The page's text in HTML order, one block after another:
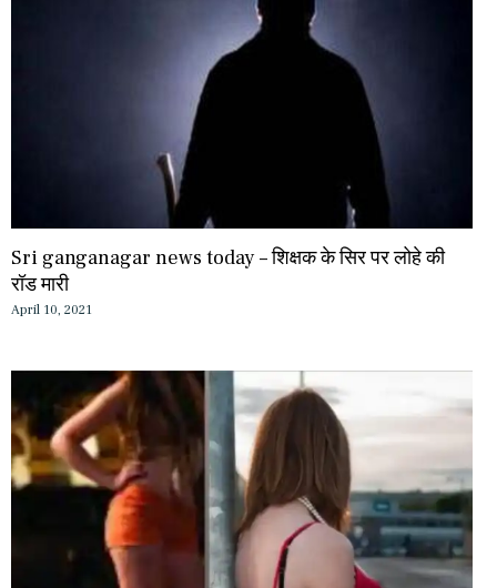
Sri ganganagar news today – शिक्षक के सिर पर लोहे की
रॉड मारी
April 10, 2021